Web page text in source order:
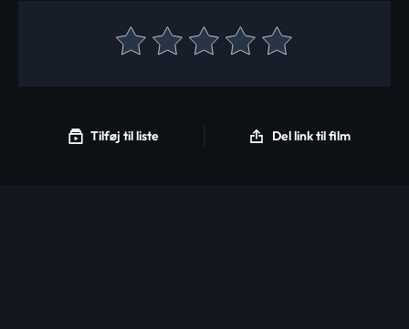
Tilføj til liste Del link til film